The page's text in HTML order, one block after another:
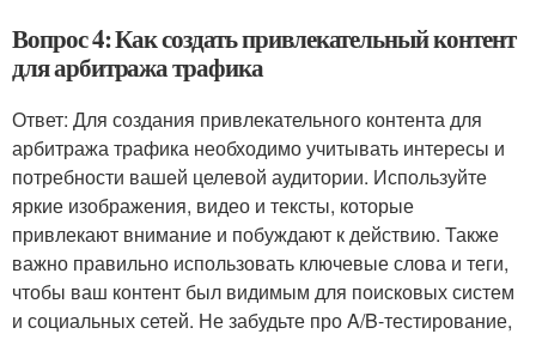
Вопрос 4: Как создать привлекательный контент
для арбитража трафика
Ответ: Для создания привлекательного контента для
арбитража трафика необходимо учитывать интересы и
потребности вашей целевой аудитории. Используйте
яркие изображения, видео и тексты, которые
привлекают внимание и побуждают к действию. Также
важно правильно использовать ключевые слова и теги,
чтобы ваш контент был видимым для поисковых систем
и социальных сетей. Не забудьте про A/B-тестирование,